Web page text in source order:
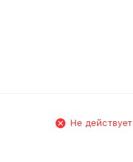
Не действует